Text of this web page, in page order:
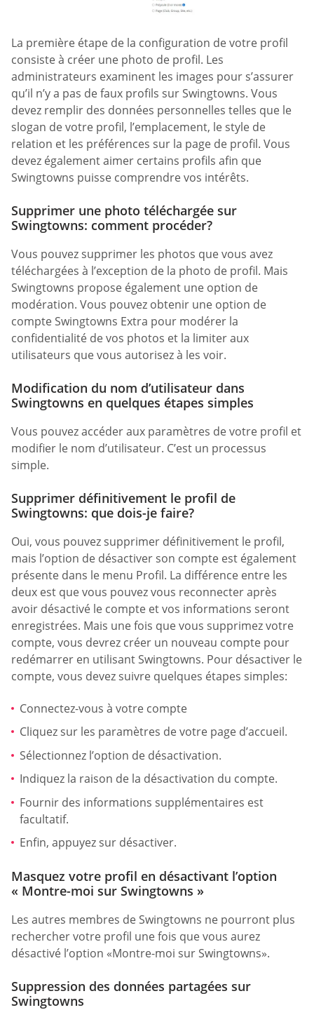
La première étape de la configuration de votre profil
consiste à créer une photo de profil. Les
administrateurs examinent les images pour s’assurer
qu’il n’y a pas de faux profils sur Swingtowns. Vous
devez remplir des données personnelles telles que le
slogan de votre profil, l’emplacement, le style de
relation et les préférences sur la page de profil. Vous
devez également aimer certains profils afin que
Swingtowns puisse comprendre vos intérêts.
Supprimer une photo téléchargée sur
Swingtowns: comment procéder?
Vous pouvez supprimer les photos que vous avez
téléchargées à l’exception de la photo de profil. Mais
Swingtowns propose également une option de
modération. Vous pouvez obtenir une option de
compte Swingtowns Extra pour modérer la
confidentialité de vos photos et la limiter aux
utilisateurs que vous autorisez à les voir.
Modification du nom d’utilisateur dans
Swingtowns en quelques étapes simples
Vous pouvez accéder aux paramètres de votre profil et
modifier le nom d’utilisateur. C’est un processus
simple.
Supprimer définitivement le profil de
Swingtowns: que dois-je faire?
Oui, vous pouvez supprimer définitivement le profil,
mais l’option de désactiver son compte est également
présente dans le menu Profil. La différence entre les
deux est que vous pouvez vous reconnecter après
avoir désactivé le compte et vos informations seront
enregistrées. Mais une fois que vous supprimez votre
compte, vous devrez créer un nouveau compte pour
redémarrer en utilisant Swingtowns. Pour désactiver le
compte, vous devez suivre quelques étapes simples:
Connectez-vous à votre compte
Cliquez sur les paramètres de votre page d’accueil.
Sélectionnez l’option de désactivation.
Indiquez la raison de la désactivation du compte.
Fournir des informations supplémentaires est
facultatif.
Enfin, appuyez sur désactiver.
Masquez votre profil en désactivant l’option
« Montre-moi sur Swingtowns »
Les autres membres de Swingtowns ne pourront plus
rechercher votre profil une fois que vous aurez
désactivé l’option «Montre-moi sur Swingtowns».
Suppression des données partagées sur
Swingtowns